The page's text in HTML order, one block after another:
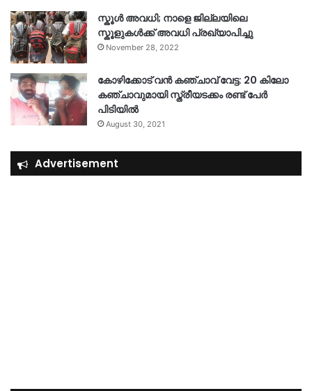
സ്കൂൾ അവധി; നാളെ ജില്ലയിലെ
സ്കൂളുകൾക്ക് അവധി പ്രഖ്യാപിച്ചു
November 28, 2022
കോഴിക്കോട് വൻ കഞ്ചാവ് വേട്ട: 20 കിലോ
കഞ്ചാവുമായി സ്ത്രീയടക്കം രണ്ട് പേർ
പിടിയിൽ
August 30, 2021
Advertisement